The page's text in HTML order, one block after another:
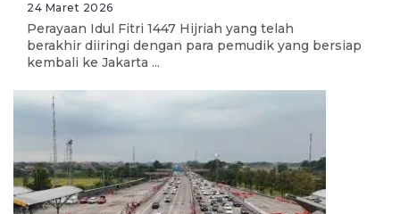
24 Maret 2026
Perayaan Idul Fitri 1447 Hijriah yang telah
berakhir diiringi dengan para pemudik yang bersiap
kembali ke Jakarta ...